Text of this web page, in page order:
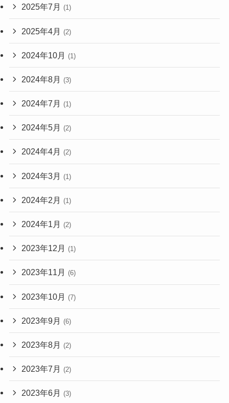
2025年7月 (1)
2025年4月 (2)
2024年10月 (1)
2024年8月 (3)
2024年7月 (1)
2024年5月 (2)
2024年4月 (2)
2024年3月 (1)
2024年2月 (1)
2024年1月 (2)
2023年12月 (1)
2023年11月 (6)
2023年10月 (7)
2023年9月 (6)
2023年8月 (2)
2023年7月 (2)
2023年6月 (3)